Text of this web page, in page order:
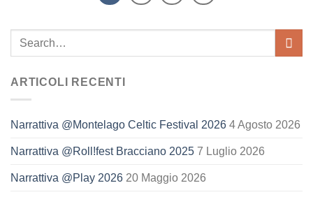
ARTICOLI RECENTI
Narrattiva @Montelago Celtic Festival 2026 4 Agosto 2026
Narrattiva @Roll!fest Bracciano 2025 7 Luglio 2026
Narrattiva @Play 2026 20 Maggio 2026